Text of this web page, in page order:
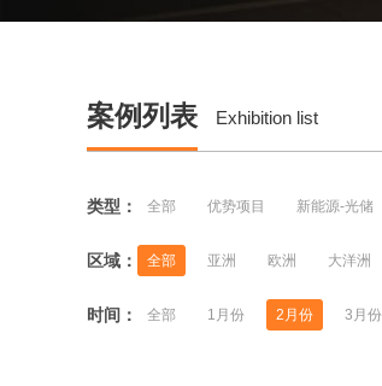
案例列表 Exhibition list
类型： 全部 优势项目 新能源-光储
区域： 全部 亚洲 欧洲 大洋洲
时间： 全部 1月份 2月份 3月份